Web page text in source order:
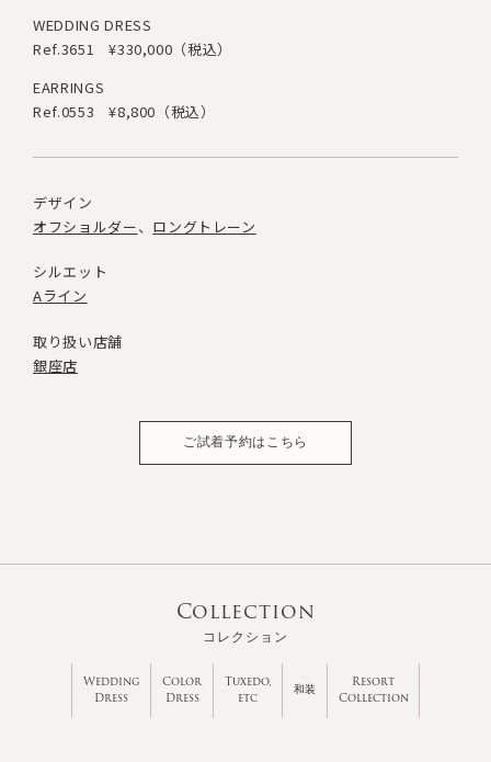
WEDDING DRESS
Ref.3651
¥330,000（税込）
EARRINGS
Ref.0553
¥8,800（税込）
デザイン
オフショルダー
ロングトレーン
シルエット
Aライン
取り扱い店舗
銀座店
ご試着予約はこちら
Collection
コレクション
Wedding
Dress
Color
Dress
Tuxedo,
etc
和装
Resort
Collection